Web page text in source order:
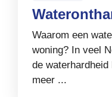
Waarom een
woning? In veel
de
meer ...